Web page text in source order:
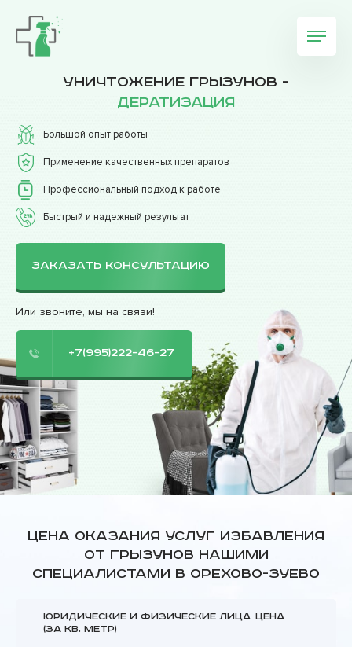
Уничтожение грызунов -
дератизация
Большой опыт работы
Применение качественных препаратов
Профессиональный подход к работе
Быстрый и надежный результат
ЗАКАЗАТЬ КОНСУЛЬТАЦИЮ
Или звоните, мы на связи!
+7(995)222-46-27
Цена оказания услуг избавления
от грызунов нашими
специалистами в Орехово-Зуево
Юридические и физические лица
(за кв. метр)
Цена